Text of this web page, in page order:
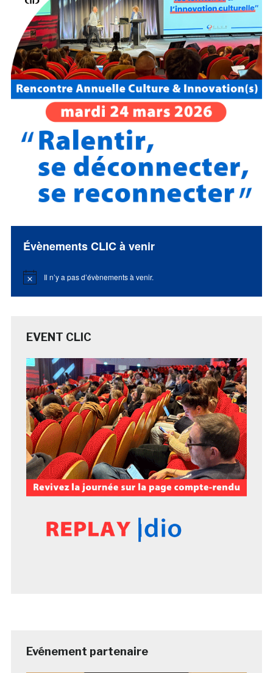
Évènements CLIC à venir
Notice Il n’y a pas d’évènements à venir.
EVENT CLIC
Evénement partenaire